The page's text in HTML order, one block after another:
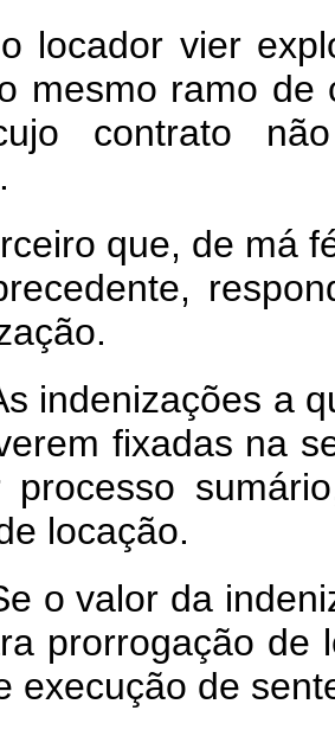
locador vier
mesmo ramo de
contrato
que, de má
indenizações a
fixadas na
processo
locação.
o valor da
prorrogação de
execução de